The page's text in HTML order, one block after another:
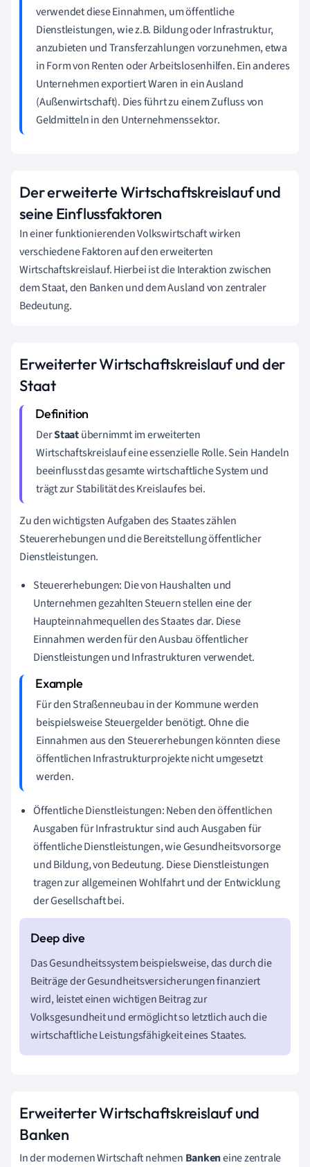
verwendet diese Einnahmen, um öffentliche
Dienstleistungen, wie z.B. Bildung oder Infrastruktur,
anzubieten und Transferzahlungen vorzunehmen, etwa
in Form von Renten oder Arbeitslosenhilfen. Ein anderes
Unternehmen exportiert Waren in ein Ausland
(Außenwirtschaft). Dies führt zu einem Zufluss von
Geldmitteln in den Unternehmenssektor.
Der erweiterte Wirtschaftskreislauf und
seine Einflussfaktoren
In einer funktionierenden Volkswirtschaft wirken
verschiedene Faktoren auf den erweiterten
Wirtschaftskreislauf. Hierbei ist die Interaktion zwischen
dem Staat, den Banken und dem Ausland von zentraler
Bedeutung.
Erweiterter Wirtschaftskreislauf und der
Staat
DerStaatübernimmt im erweiterten
Wirtschaftskreislauf eine essenzielle Rolle. Sein Handeln
beeinflusst das gesamte wirtschaftliche System und
trägt zur Stabilität des Kreislaufes bei.
Zu den wichtigsten Aufgaben des Staates zählen
Steuererhebungen und die Bereitstellung öffentlicher
Dienstleistungen.
Steuererhebungen: Die von Haushalten und
Unternehmen gezahlten Steuern stellen eine der
Haupteinnahmequellen des Staates dar. Diese
Einnahmen werden für den Ausbau öffentlicher
Dienstleistungen und Infrastrukturen verwendet.
Für den Straßenneubau in der Kommune werden
beispielsweise Steuergelder benötigt. Ohne die
Einnahmen aus den Steuererhebungen könnten diese
öffentlichen Infrastrukturprojekte nicht umgesetzt
werden.
Öffentliche Dienstleistungen: Neben den öffentlichen
Ausgaben für Infrastruktur sind auch Ausgaben für
öffentliche Dienstleistungen, wie Gesundheitsvorsorge
und Bildung, von Bedeutung. Diese Dienstleistungen
tragen zur allgemeinen Wohlfahrt und der Entwicklung
der Gesellschaft bei.
Das Gesundheitssystem beispielsweise, das durch die
Beiträge der Gesundheitsversicherungen finanziert
wird, leistet einen wichtigen Beitrag zur
Volksgesundheit und ermöglicht so letztlich auch die
wirtschaftliche Leistungsfähigkeit eines Staates.
Erweiterter Wirtschaftskreislauf und
Banken
In der modernen Wirtschaft nehmen Bankeneine zentrale